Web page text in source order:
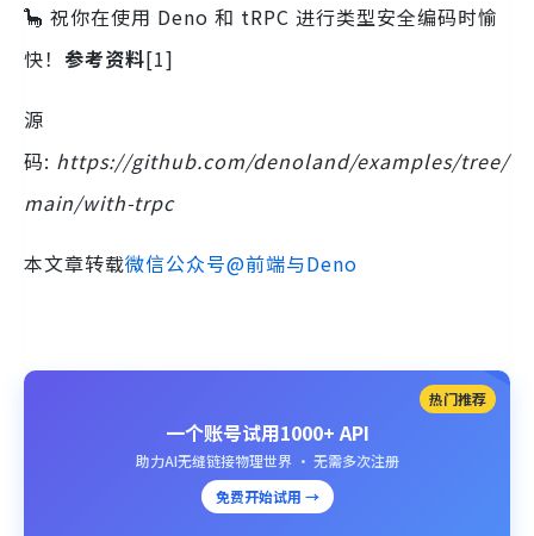
🦕 祝你在使用 Deno 和 tRPC 进行类型安全编码时愉
快！ 参考资料[1]
源
码: https://github.com/denoland/examples/tree/
main/with-trpc
本文章转载微信公众号@前端与Deno
热门推荐
一个账号试用1000+ API
助力AI无缝链接物理世界 · 无需多次注册
免费开始试用 →